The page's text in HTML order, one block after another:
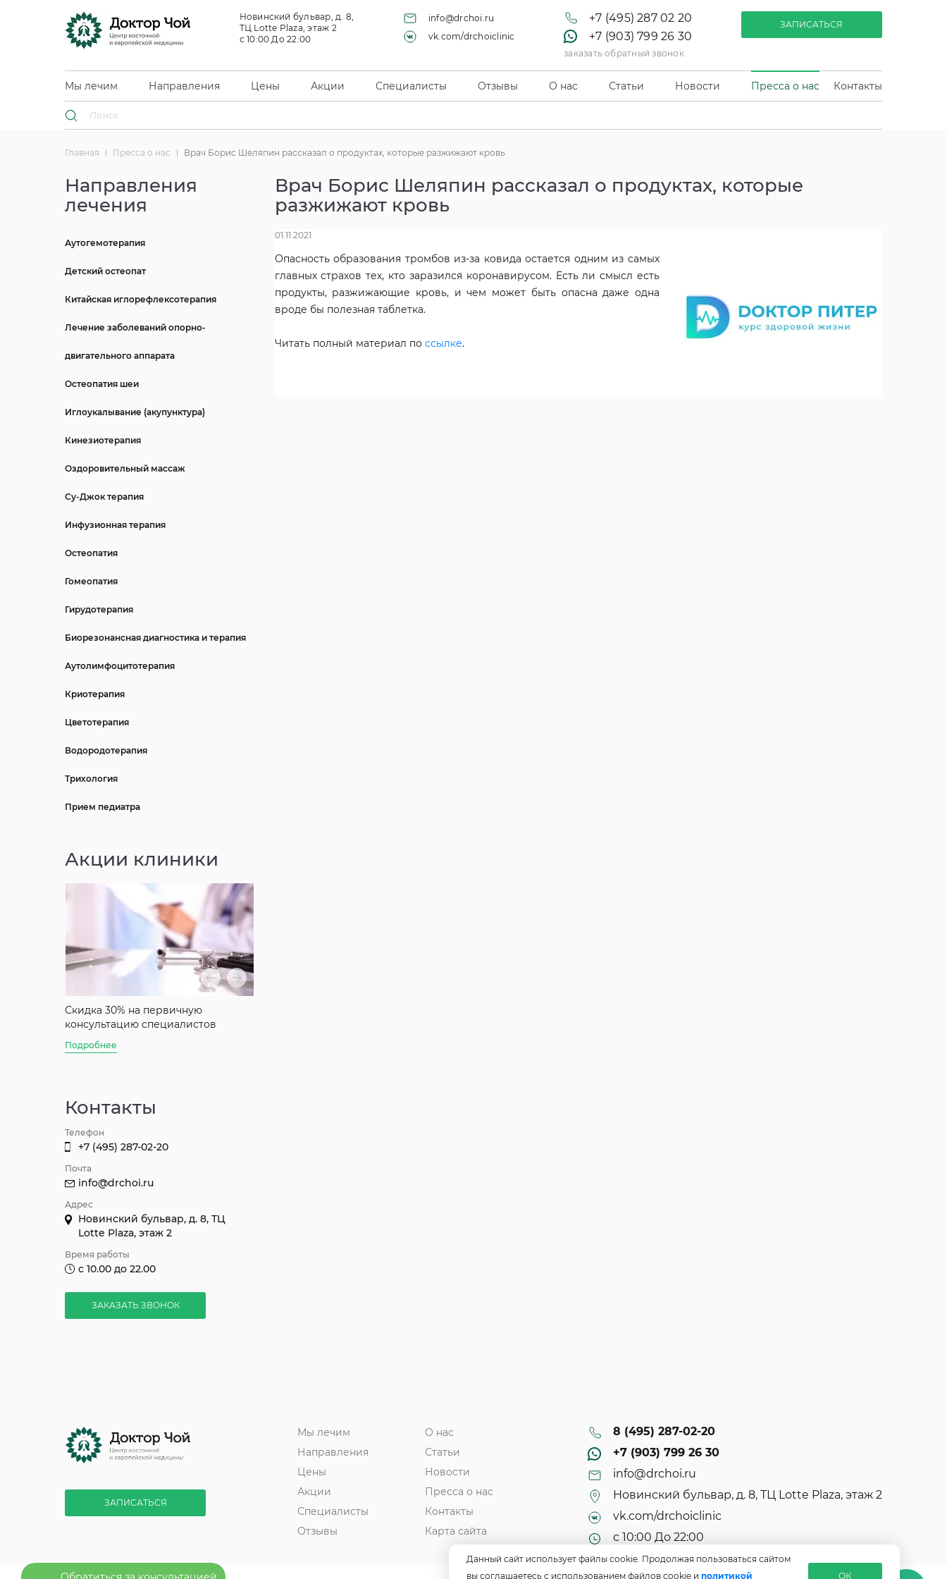
Новинский бульвар, д. 8,
ТЦ Lotte Plaza, этаж 2
с 10:00 До 22:00
info@drchoi.ru
vk.com/drchoiclinic
+7 (495) 287 02 20
+7 (903) 799 26 30
заказать обратный звонок
ЗАПИСАТЬСЯ
Мы лечим Направления Цены Акции Специалисты Отзывы О нас Статьи Новости Пресса о нас Контакты
Главная Пресса о нас Врач Борис Шеляпин рассказал о продуктах, которые разжижают кровь
Направления
лечения
Аутогемотерапия
Детский остеопат
Китайская иглорефлексотерапия
Лечение заболеваний опорно-
двигательного аппарата
Остеопатия шеи
Иглоукалывание (акупунктура)
Кинезиотерапия
Оздоровительный массаж
Су-Джок терапия
Инфузионная терапия
Остеопатия
Гомеопатия
Гирудотерапия
Биорезонансная диагностика и терапия
Аутолимфоцитотерапия
Криотерапия
Цветотерапия
Водородотерапия
Трихология
Прием педиатра
Акции клиники
Скидка 30% на первичную
консультацию специалистов
Подробнее
Контакты
Телефон
+7 (495) 287-02-20
Почта
info@drchoi.ru
Адрес
Новинский бульвар, д. 8, ТЦ
Lotte Plaza, этаж 2
Время работы
с 10.00 до 22.00
ЗАКАЗАТЬ ЗВОНОК
Врач Борис Шеляпин рассказал о продуктах, которые
разжижают кровь
Данный сайт использует файлы cookie. Продолжая пользоваться сайтом
вы соглашаетесь с использованием файлов cookie и политикой ОК
01.11.2021
Опасность образования тромбов из-за ковида остается одним из самых
главных страхов тех, кто заразился коронавирусом. Есть ли смысл есть
продукты, разжижающие кровь, и чем может быть опасна даже одна
вроде бы полезная таблетка.
Читать полный материал по ссылке.
ЗАПИСАТЬСЯ
Мы лечим
Направления
Цены
Акции
Специалисты
Отзывы
О нас
Статьи
Новости
Пресса о нас
Контакты
Карта сайта
8 (495) 287-02-20
+7 (903) 799 26 30
info@drchoi.ru
Новинский бульвар, д. 8, ТЦ Lotte Plaza, этаж 2
vk.com/drchoiclinic
с 10:00 До 22:00